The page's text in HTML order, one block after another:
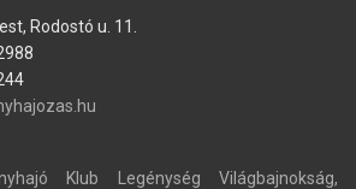
Rodostó u. 11.
Klub Legénység Világbajnokság,